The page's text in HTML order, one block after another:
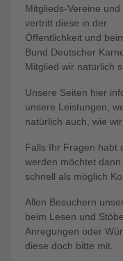
Mitglieds-Vereine und
vertritt diese in der
Öffentlichkeit und
Bund Deutscher
Mitglied wir natürlich
Unsere Seiten hier
unsere Leistungen,
natürlich auch, wie
Falls Ihr Fragen habt
werden möchtet
schnell als möglich
Allen Besuchern
beim Lesen und
Anregungen oder
diese doch bitte mit.